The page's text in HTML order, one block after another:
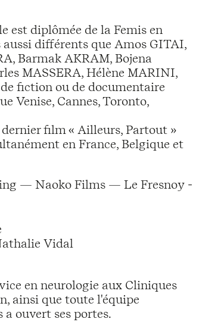
est diplômée de la Femis en
différents que Amos GITAI,
Barmak AKRAM, Bojena
MASSERA, Hélène MARINI,
fiction ou de documentaire
Venise, Cannes, Toronto,
dernier film « Ailleurs, Partout »
en France, Belgique et
— Naoko Films — Le Fresnoy -
: Nathalie Vidal
en neurologie aux Cliniques
ainsi que toute l'équipe
ouvert ses portes.